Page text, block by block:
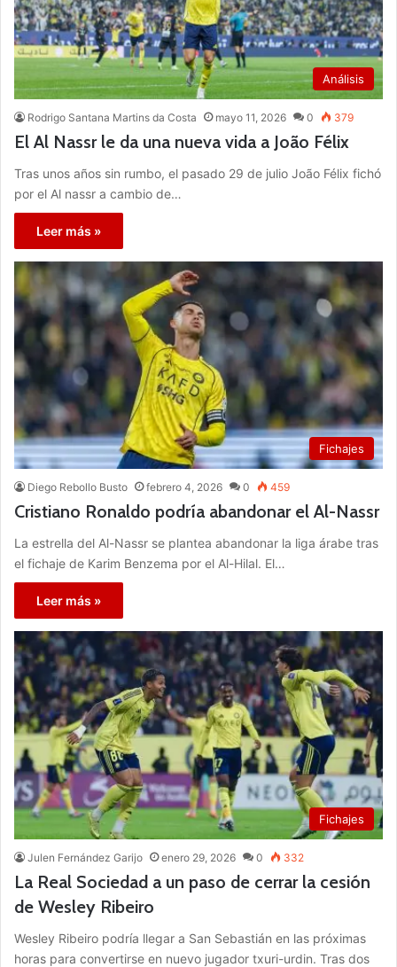
Análisis
Rodrigo Santana Martins da Costa mayo 11, 2026 0 379
El Al Nassr le da una nueva vida a João Félix
Tras unos años sin rumbo, el pasado 29 de julio João Félix fichó
por el Al nassr a cambio de…
Leer más »
Fichajes
Diego Rebollo Busto febrero 4, 2026 0 459
Cristiano Ronaldo podría abandonar el Al-Nassr
La estrella del Al-Nassr se plantea abandonar la liga árabe tras
el fichaje de Karim Benzema por el Al-Hilal. El…
Leer más »
Fichajes
Julen Fernández Garijo enero 29, 2026 0 332
La Real Sociedad a un paso de cerrar la cesión
de Wesley Ribeiro
Wesley Ribeiro podría llegar a San Sebastián en las próximas
horas para convertirse en nuevo jugador txuri-urdin. Tras dos